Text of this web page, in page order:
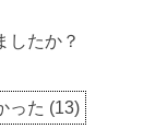
したか？
った (13)